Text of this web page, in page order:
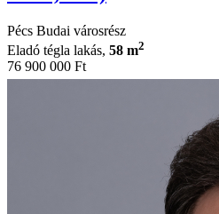
Pécs Budai városrész
Eladó tégla lakás, 58 m2
76 900 000 Ft